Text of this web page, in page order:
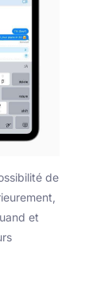
de
et